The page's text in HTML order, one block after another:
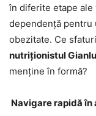
în diferite etape ale
dependență pentru
obezitate. Ce
nutriționistul
menține în formă?
Navigare rapidă în